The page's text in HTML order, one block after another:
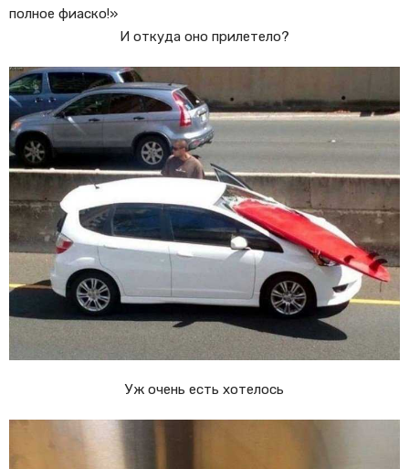
полное фиаско!»
И откуда оно прилетело?
Уж очень есть хотелось